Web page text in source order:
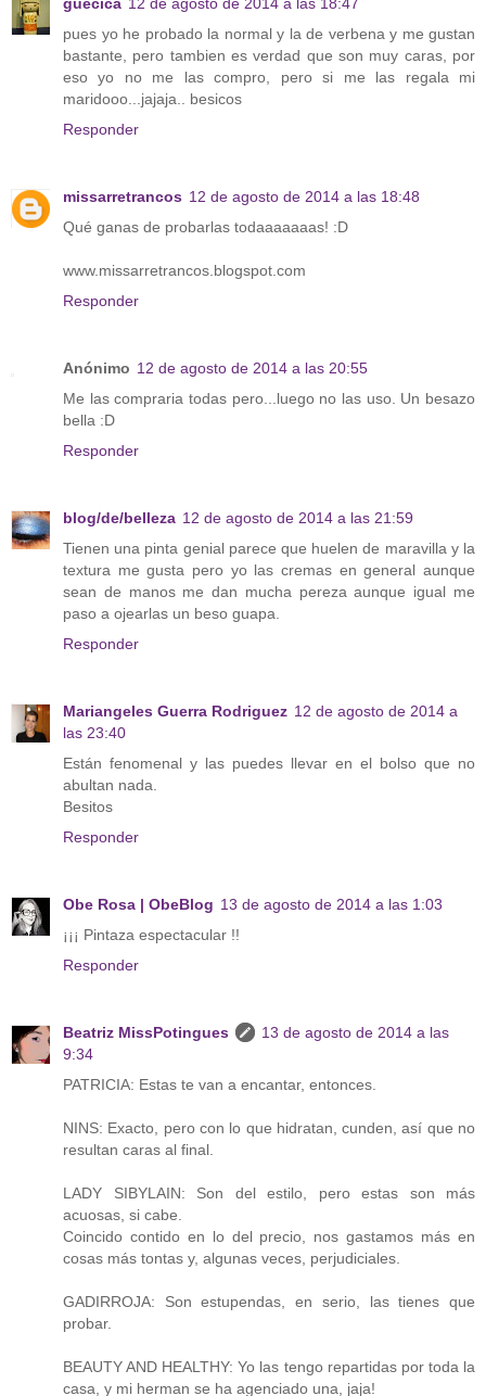
pues yo he probado la normal y la de verbena y me gustan
bastante, pero tambien es verdad que son muy caras, por
eso yo no me las compro, pero si me las regala mi
maridooo...jajaja.. besicos
Responder
missarretrancos 12 de agosto de 2014 a las 18:48
Qué ganas de probarlas todaaaaaaas! :D
www.missarretrancos.blogspot.com
Responder
Anónimo 12 de agosto de 2014 a las 20:55
Me las compraria todas pero...luego no las uso. Un besazo
bella :D
Responder
blog/de/belleza 12 de agosto de 2014 a las 21:59
Tienen una pinta genial parece que huelen de maravilla y la
textura me gusta pero yo las cremas en general aunque
sean de manos me dan mucha pereza aunque igual me
paso a ojearlas un beso guapa.
Responder
Mariangeles Guerra Rodriguez 12 de agosto de 2014 a
las 23:40
Están fenomenal y las puedes llevar en el bolso que no
abultan nada.
Besitos
Responder
Obe Rosa | ObeBlog 13 de agosto de 2014 a las 1:03
¡¡¡ Pintaza espectacular !!
Responder
Beatriz MissPotingues
13 de agosto de 2014 a las
9:34
PATRICIA: Estas te van a encantar, entonces.
NINS: Exacto, pero con lo que hidratan, cunden, así que no
resultan caras al final.
LADY SIBYLAIN: Son del estilo, pero estas son más
acuosas, si cabe.
Coincido contido en lo del precio, nos gastamos más en
cosas más tontas y, algunas veces, perjudiciales.
GADIRROJA: Son estupendas, en serio, las tienes que
probar.
BEAUTY AND HEALTHY: Yo las tengo repartidas por toda la
casa, y mi herman se ha agenciado una, jaja!